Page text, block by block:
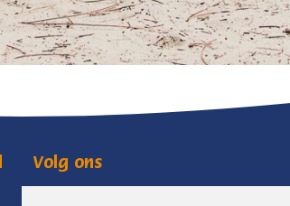
Volg ons